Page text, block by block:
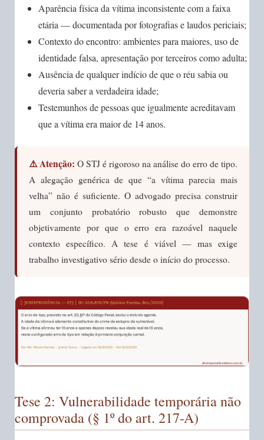
Aparência física da vítima inconsistente com a faixa
etária — documentada por fotografias e laudos periciais;
Contexto do encontro: ambientes para maiores, uso de
identidade falsa, apresentação por terceiros como adulta;
Ausência de qualquer indício de que o réu sabia ou
deveria saber a verdadeira idade;
Testemunhos de pessoas que igualmente acreditavam
que a vítima era maior de 14 anos.
⚠️ Atenção: O STJ é rigoroso na análise do erro de tipo.
A alegação genérica de que “a vítima parecia mais
velha” não é suficiente. O advogado precisa construir
um conjunto probatório robusto que demonstre
objetivamente por que o erro era razoável naquele
contexto específico. A tese é viável — mas exige
trabalho investigativo sério desde o início do processo.
Tese 2: Vulnerabilidade temporária não
comprovada (§ 1º do art. 217-A)